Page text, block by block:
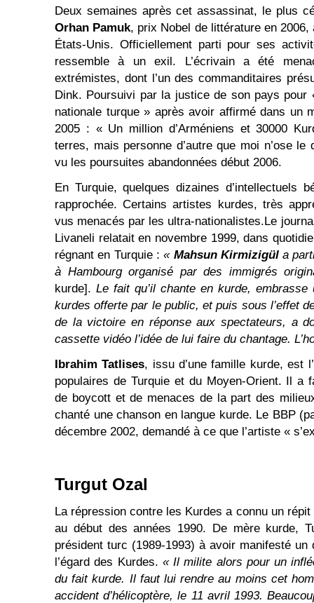
Deux semaines après cet assassinat, le plus
Orhan Pamuk, prix Nobel de littérature en
États-Unis. Officiellement parti pour ses
ressemble à un exil. L’écrivain a été
extrémistes, dont l’un des commanditaires
Dink. Poursuivi par la justice de son pays pour
nationale turque » après avoir affirmé dans un
2005 : « Un million d’Arméniens et 30000
terres, mais personne d’autre que moi n’ose
vu les poursuites abandonnées début 2006.
En Turquie, quelques dizaines d’intellectuels
rapprochée. Certains artistes kurdes, très
vus menacés par les ultra-nationalistes.Le
Livaneli relatait en novembre 1999, dans
régnant en Turquie :« Mahsun Kirmizigüla
à Hambourg organisé par des immigrés
kurde]. Le fait qu’il chante en kurde,
kurdes offerte par le public, et puis sous l’effet
de la victoire en réponse aux spectateurs, a
cassette vidéo l’idée de lui faire du chantage.
Ibrahim Tatlises, issu d’une famille kurde, est
populaires de Turquie et du Moyen-Orient. Il a
de boycott et de menaces de la part des
chanté une chanson en langue kurde. Le BBP
décembre 2002, demandé à ce que l’artiste «
Turgut Ozal
La répression contre les Kurdes a connu un
au début des années 1990. De mère kurde,
président turc (1989-1993) à avoir manifesté un
l’égard des Kurdes. « Il milite alors pour un
du fait kurde. Il faut lui rendre au moins cet
accident d’hélicoptère, le 11 avril 1993.